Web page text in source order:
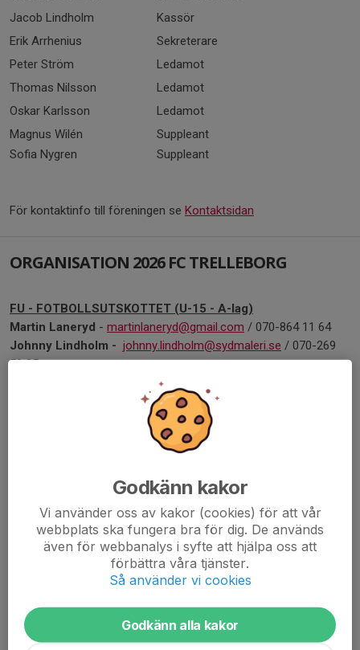
Jacob Lindholm
Kassör
Erik Arrhenius
Sekreterare
Peter Ström
Ledamot
Thomas Nilsson
Ledamot
Oskar Karlsson
Ledamot
Magnus Wilén
Suppleant
Sofia Nygren
Suppleant
För kontaktinfo till föreningen se Kontaktsidan
ORGANISATION 2026 FC TRELLEBORG
FU - FOTBOLLSUTSKOTTET (U-15 - A-lag)
Martin Laneryd - martinlaneryd@gmail.com / 070-864 11 64
Johnny Lindholm - johnny.lindholm@sydmaleri.se / 070-269
59 05
UNGDOMSKOMMITTÉ (B&L-14år)
073-759 33 77 / wirmola85@hotmail.com
0708-178932 / anders.fct@gmail.com
ARENA/ARRANGEMANG
YMORVALLEN
Johnny Lindholm - johnny.lindholm@sydmaleri.se
EKONOMI, MEDLEMMAR & LOK/BIDRAG, LÄRGRUPPER
Godkänn kakor
Vi använder oss av kakor (cookies) för att vår
webbplats ska fungera bra för dig. De används
även för webbanalys i syfte att hjälpa oss att
förbättra våra tjänster.
Så använder vi cookies
Godkänn alla kakor